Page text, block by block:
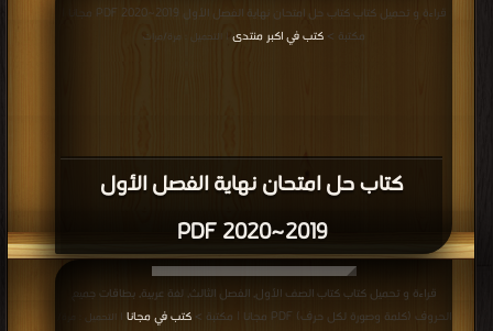
كتاب حل امتحان نهاية الفصل الأول
2019~2020 PDF
قراءة و تحميل كتاب كتاب حل امتحان نهاية الفصل الأول 2019~2020 PDF مجانا |
مكتبة >كتب في اكبر منتدى | التحميل : مرة/مرات
قراءة و تحميل كتاب كتاب الصف الأول, الفصل الثالث, لغة عربية, بطاقات جميع
الحروف (كلمة وصورة لكل حرف) PDF مجانا | مكتبة >
كتب في مجانا | التحميل : مرة/